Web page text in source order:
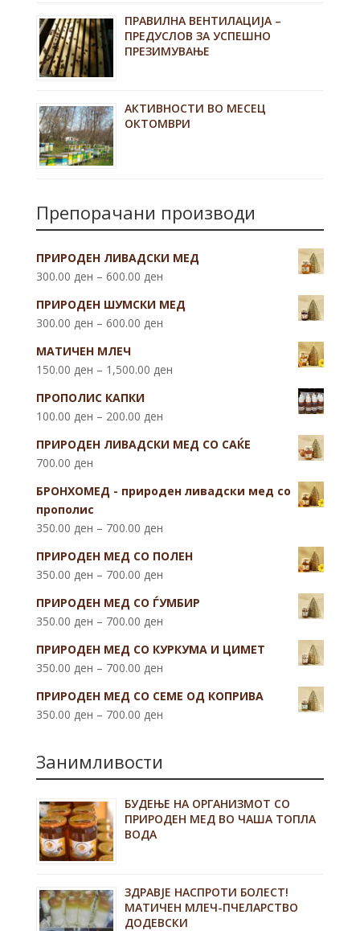
ПРАВИЛНА ВЕНТИЛАЦИЈА –
ПРЕДУСЛОВ ЗА УСПЕШНО
ПРЕЗИМУВАЊЕ
АКТИВНОСТИ ВО МЕСЕЦ
ОКТОМВРИ
Препорачани производи
ПРИРОДЕН ЛИВАДСКИ МЕД
300.00 ден – 600.00 ден
ПРИРОДЕН ШУМСКИ МЕД
300.00 ден – 600.00 ден
МАТИЧЕН МЛЕЧ
150.00 ден – 1,500.00 ден
ПРОПОЛИС КАПКИ
100.00 ден – 200.00 ден
ПРИРОДЕН ЛИВАДСКИ МЕД СО САЌЕ
700.00 ден
БРОНХОМЕД - природен ливадски мед со
прополис
350.00 ден – 700.00 ден
ПРИРОДЕН МЕД СО ПОЛЕН
350.00 ден – 700.00 ден
ПРИРОДЕН МЕД СО ЃУМБИР
350.00 ден – 700.00 ден
ПРИРОДЕН МЕД СО КУРКУМА И ЦИМЕТ
350.00 ден – 700.00 ден
ПРИРОДЕН МЕД СО СЕМЕ ОД КОПРИВА
350.00 ден – 700.00 ден
Занимливости
БУДЕЊЕ НА ОРГАНИЗМОТ СО
ПРИРОДЕН МЕД ВО ЧАША ТОПЛА
ВОДА
ЗДРАВЈЕ НАСПРОТИ БОЛЕСТ!
МАТИЧЕН МЛЕЧ-ПЧЕЛАРСТВО
ДОДЕВСКИ